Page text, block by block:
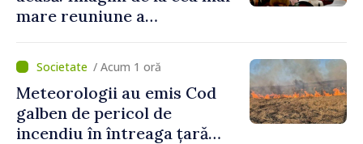
mare reuniune a
hotare
/ Acum 1 oră
Meteorologii au emis Cod
galben de pericol de
incendiu în întreaga țară